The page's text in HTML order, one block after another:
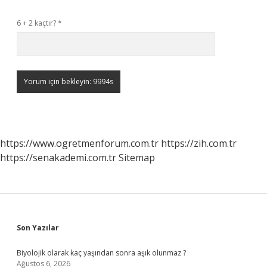
6 + 2 kaçtır?*
https://www.ogretmenforum.com.tr https://zih.com.tr
https://senakademi.com.trSitemap
Sidebar
Son Yazılar
Biyolojik olarak kaç yaşından sonra aşık olunmaz ?
Ağustos 6, 2026